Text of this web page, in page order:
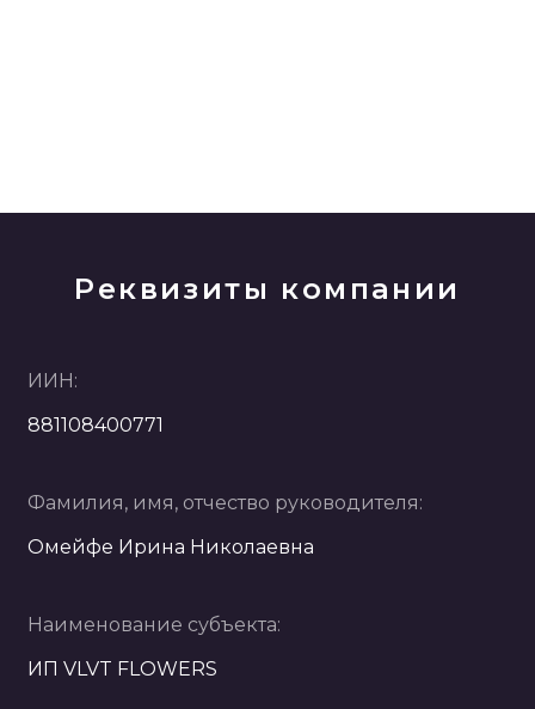
Реквизиты компании
ИИН:
881108400771
Фамилия, имя, отчество руководителя:
Омейфе Ирина Николаевна
Наименование субъекта:
ИП VLVT FLOWERS